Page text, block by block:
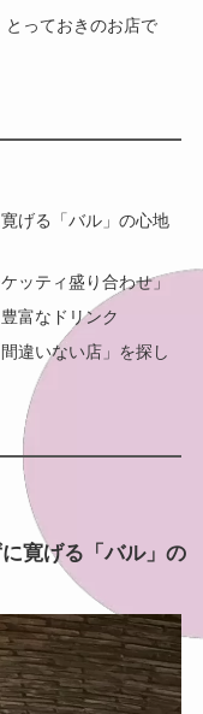
っておきのお店で
げる「バル」の心地
ッティ盛り合わせ」
富なドリンク
違いない店」を探し
寛げる「バル」の